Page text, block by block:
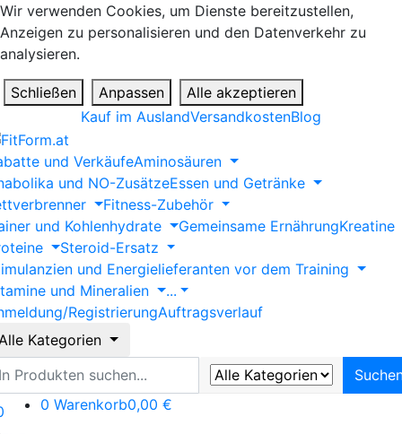
Wir verwenden Cookies, um Dienste bereitzustellen,
Anzeigen zu personalisieren und den Datenverkehr zu
analysieren.
Schließen Anpassen
Alle akzeptieren
Kauf im AuslandVersandkostenBlog
und VerkäufeAminosäuren
und NO-ZusätzeEssen und Getränke
Fitness-Zubehör
und Kohlenhydrate
Gemeinsame ErnährungKreatine
Steroid-Ersatz
und Energielieferanten vor dem Training
und Mineralien
...
RegistrierungAuftragsverlauf
Kategorien
0 Warenkorb0,00 €